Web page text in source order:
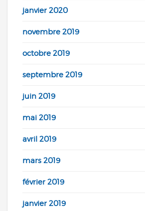
janvier 2020
novembre 2019
octobre 2019
septembre 2019
juin 2019
mai 2019
avril 2019
mars 2019
février 2019
janvier 2019